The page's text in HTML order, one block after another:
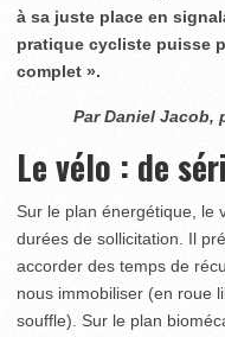
à sa juste place en
pratique cycliste puisse
complet ».
Par Daniel Jacob,
Le vélo : de
Sur le plan énergétique, le
durées de sollicitation. Il
accorder des temps de
nous immobiliser (en roue
souffle). Sur le plan